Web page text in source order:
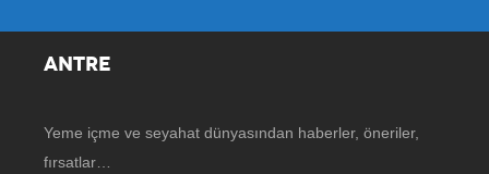
ANTRE
Yeme içme ve seyahat dünyasından haberler, öneriler,
fırsatlar…